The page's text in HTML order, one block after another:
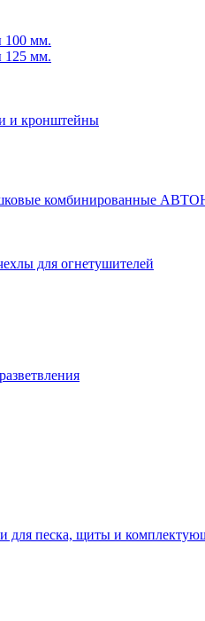
100 мм.
125 мм.
и кронштейны
комбинированные
для огнетушителей
песка, щиты и